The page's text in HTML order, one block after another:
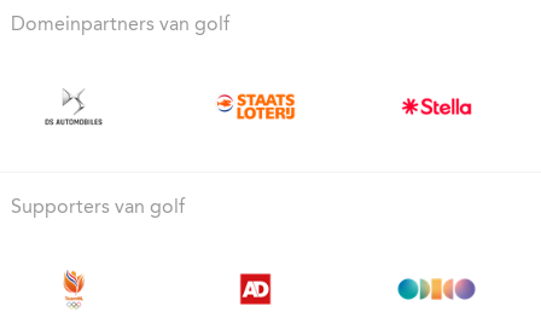
Domeinpartners van golf
Supporters van golf